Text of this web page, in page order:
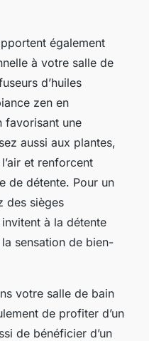
également
à votre salle de
d’huiles
zen en
favorisant une
aussi aux plantes,
et renforcent
de détente. Pour un
des sièges
à la détente
sensation de bien-
votre salle de bain
de profiter d’un
de bénéficier d’un